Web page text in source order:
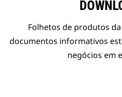
Folhetos de produtos
documentos informativos
negócios em